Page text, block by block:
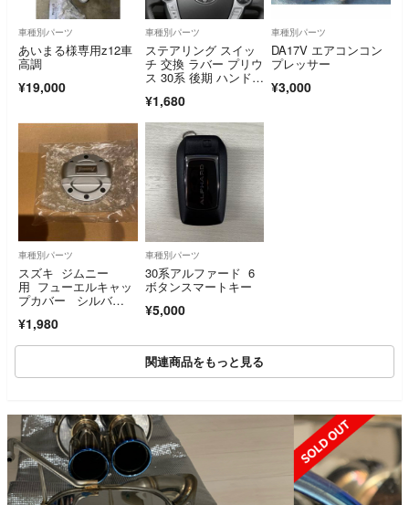
車種別パーツ
あいまる様専用z12車
高調
¥19,000
車種別パーツ
ステアリング スイッ
チ 交換 ラバー プリウ
ス 30系 後期 ハンド
¥1,680
車種別パーツ
DA17V エアコンコン
プレッサー
¥3,000
車種別パーツ
スズキ ジムニー
用 フューエルキャッ
プカバー シルバ
エラ ノマド
¥1,980
車種別パーツ
30系アルファード 6
ボタンスマートキー
¥5,000
関連商品をもっと見る
SOLD OUT